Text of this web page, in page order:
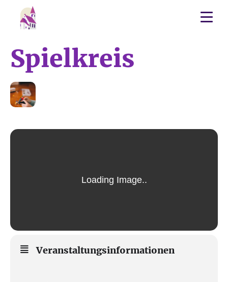
Spielkreis
Veranstaltungsinformationen